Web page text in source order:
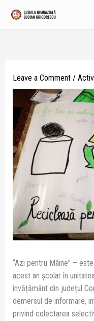
content
Leave a Comment /
“Azi pentru Mâine” –
acest an şcolar în
învățământ din județul
demersul de informare,
privind colectarea